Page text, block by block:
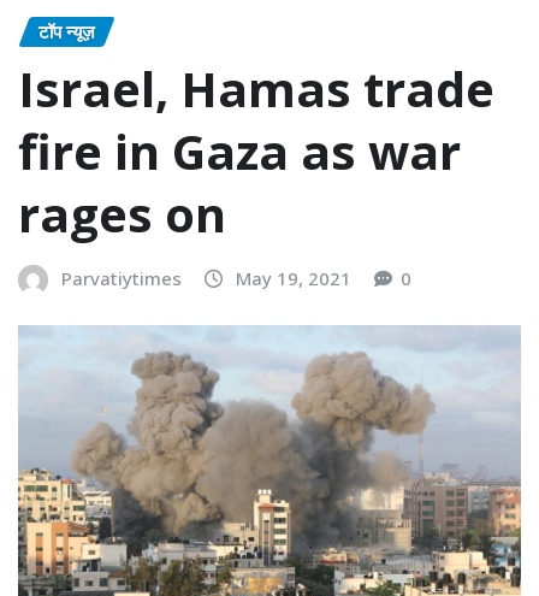
टॉप न्यूज़
Israel, Hamas trade
fire in Gaza as war
rages on
Parvatiytimes May 19, 2021 0